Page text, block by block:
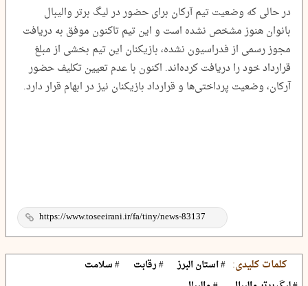
در حالی که وضعیت تیم آرکان برای حضور در لیگ برتر والیبال
بانوان هنوز مشخص نشده است و این تیم تاکنون موفق به دریافت
مجوز رسمی از فدراسیون نشده، بازیکنان این تیم بخشی از مبلغ
قرارداد خود را دریافت کرده‌اند. اکنون با عدم تعیین تکلیف حضور
آرکان، وضعیت پرداختی‌ها و قرارداد بازیکنان نیز در ابهام قرار دارد.
کلمات کلیدی: # استان البرز # رقابت
# سلامت